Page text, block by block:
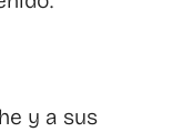
y a sus